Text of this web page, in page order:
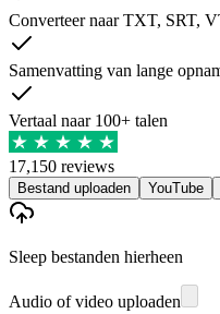
Converteer naar TXT, SRT,
Samenvatting van lange
Vertaal naar 100+ talen
17,150 reviews
Bestand uploaden YouTube
Sleep bestanden hierheen
Audio of video uploaden